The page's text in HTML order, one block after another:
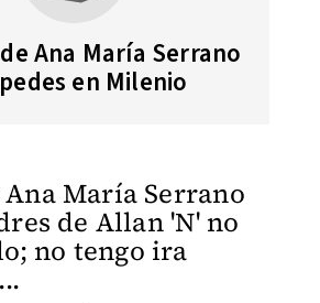
Ana María Serrano
en Milenio
María Serrano
de Allan 'N' no
no tengo ira